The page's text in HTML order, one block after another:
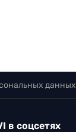
данных
в соцсетях